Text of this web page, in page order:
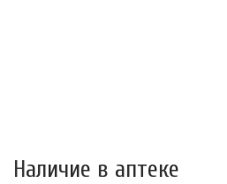
Наличие в аптеке